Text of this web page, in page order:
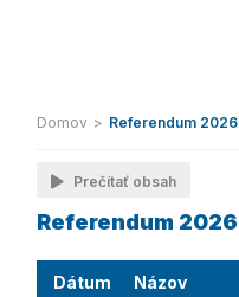
Domov > Referendum 2026
Prečítať obsah
Referendum 2026
Dátum Názov